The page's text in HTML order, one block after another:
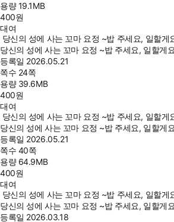
용량19.1MB
400원
대여
당신의 성에 사는 꼬마 요정 ~밥 주세요, 일할게
당신의 성에 사는 꼬마 요정 ~밥 주세요, 일할게
등록일 2026.05.21
쪽수 24쪽
용량 39.6MB
400원
대여
당신의 성에 사는 꼬마 요정 ~밥 주세요, 일할게
당신의 성에 사는 꼬마 요정 ~밥 주세요, 일할게
등록일 2026.05.21
쪽수 40쪽
용량 64.9MB
400원
대여
당신의 성에 사는 꼬마 요정 ~밥 주세요, 일할게
당신의 성에 사는 꼬마 요정 ~밥 주세요, 일할게
등록일 2026.03.18